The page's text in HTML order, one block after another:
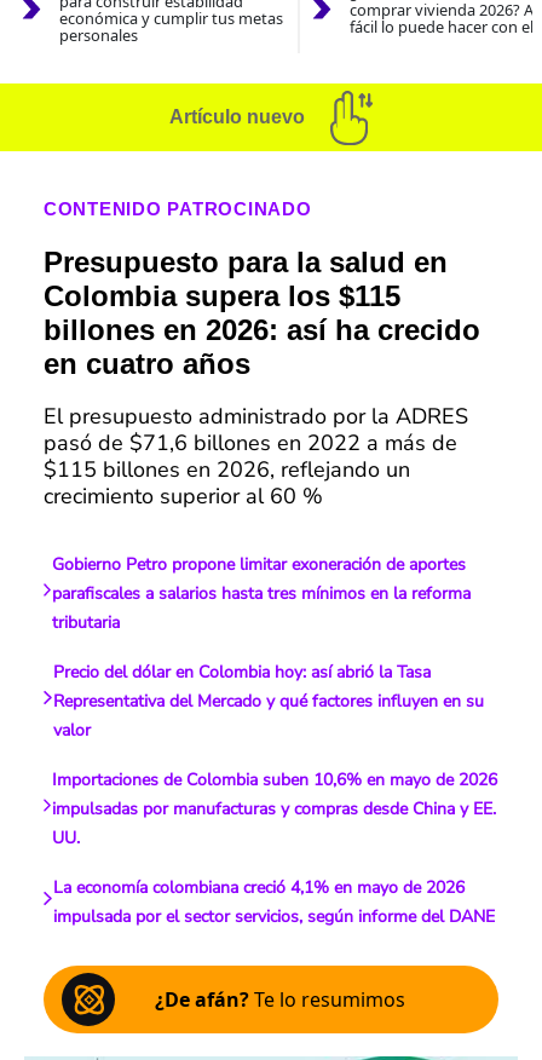
económica y cumplir tus metas
personales
comprar vivienda 2026?
fácil lo puede hacer con el
Artículo nuevo
CONTENIDO PATROCINADO
Presupuesto para la salud en
Colombia supera los $115
billones en 2026: así ha crecido
en cuatro años
El presupuesto administrado por la ADRES
pasó de $71,6 billones en 2022 a más de
$115 billones en 2026, reflejando un
crecimiento superior al 60 %
Gobierno Petro propone limitar exoneración de aportes
parafiscales a salarios hasta tres mínimos en la reforma
tributaria
Precio del dólar en Colombia hoy: así abrió la Tasa
Representativa del Mercado y qué factores influyen en su
valor
Importaciones de Colombia suben 10,6% en mayo de 2026
impulsadas por manufacturas y compras desde China y EE.
UU.
La economía colombiana creció 4,1% en mayo de 2026
impulsada por el sector servicios, según informe del DANE
¿De afán?Te lo resumimos